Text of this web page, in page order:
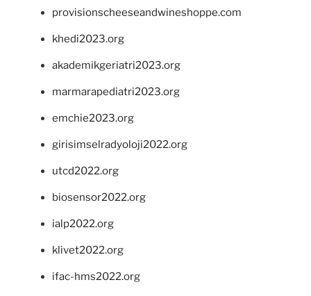
provisionscheeseandwineshoppe.com
khedi2023.org
akademikgeriatri2023.org
marmarapediatri2023.org
emchie2023.org
girisimselradyoloji2022.org
utcd2022.org
biosensor2022.org
ialp2022.org
klivet2022.org
ifac-hms2022.org